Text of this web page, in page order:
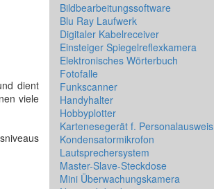
dient
viele
Bildbearbeitungssoftware
Blu Ray Laufwerk
Digitaler Kabelreceiver
Einsteiger Spiegelreflexkamera
Elektronisches Wörterbuch
Fotofalle
Funkscanner
Handyhalter
Hobbyplotter
Kartenesegerät f. Personalausweis
Kondensatormikrofon
Lautsprechersystem
Master-Slave-Steckdose
Mini Überwachungskamera